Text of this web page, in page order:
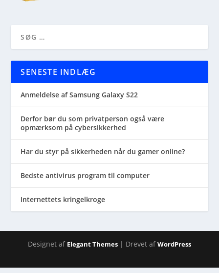
SENESTE INDLÆG
Anmeldelse af Samsung Galaxy S22
Derfor bør du som privatperson også være
opmærksom på cybersikkerhed
Har du styr på sikkerheden når du gamer online?
Bedste antivirus program til computer
Internettets kringelkroge
Designet af Elegant Themes | Drevet afWordPress